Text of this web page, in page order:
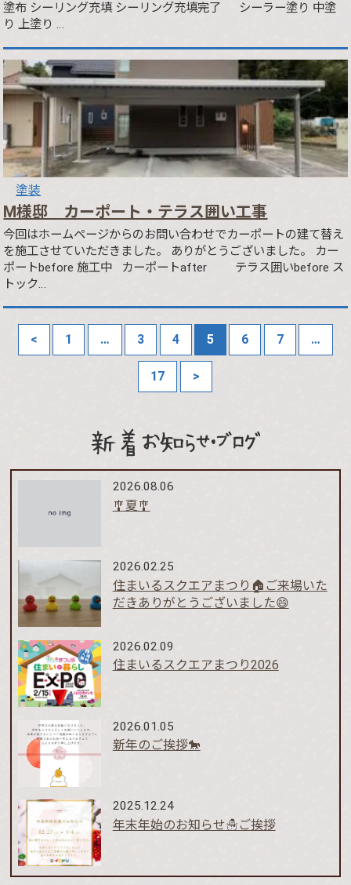
塗布 シーリング充填 シーリング充填完了 シーラー塗り 中塗
り 上塗り …
塗装
M様邸 カーポート・テラス囲い工事
今回はホームページからのお問い合わせでカーポートの建て替え
を施工させていただきました。 ありがとうございました。 カー
ポートbefore 施工中 カーポートafter テラス囲いbefore ス
トック…
< 1 … 3 4 5 6 7 …
17 >
新着お知らせ・ブログ
2026.08.06
🎐夏🎐
2026.02.25
住まいるスクエアまつり🏠ご来場いた
だきありがとうございました😄
2026.02.09
住まいるスクエアまつり2026
2026.01.05
新年のご挨拶🐎
2025.12.24
年末年始のお知らせ☃️ご挨拶